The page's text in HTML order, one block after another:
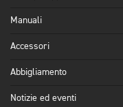
Manuali
Accessori
Abbigliamento
Notizie ed eventi